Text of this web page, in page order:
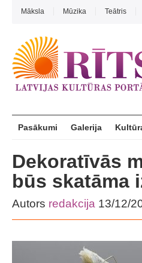
Māksla Mūzika Teātris
Pasākumi Galerija
Dekoratīvās
būs skatāma
Autors redakcija 13/12/